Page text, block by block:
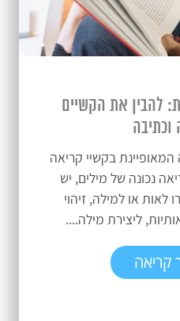
להבין את הקשיים
וכתיבה
בקשיי קריאה
נכונה של מילים, יש
לאות או למילה, זיהוי
ליצירת מילה....
קריאה